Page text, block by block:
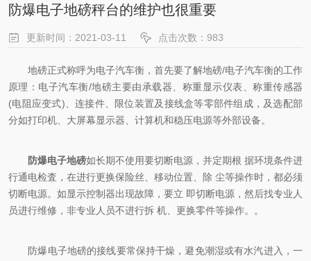
防爆电子地磅秤台的维护也很重要
更新时间：2021-03-11 点击次数：983
地磅正式称呼为电子汽车衡，首先要了解地磅/电子汽车衡的工作
原理：电子汽车衡/地磅主要由承载器、称重显示仪表、称重传感器
(电阻应变式)、连接件、限位装置及接线盒等零部件组成，及选配部
分如打印机、大屏幕显示器、计算机和稳压电源等外部设备。
防爆电子地磅如长期不使用要切断电源，并定期根 据环境条件进
行通电检査，在进行更换保险丝、移动位置、除 尘等操作时，都必须
切断电源。如显示控制器出现故障，要立 即切断电源，然后找专业人
员进行维修，非专业人员不进行拆 机、更换零件等操作。。
防爆电子地磅的接线要常保持干燥，避免潮湿或有水汽进入，一